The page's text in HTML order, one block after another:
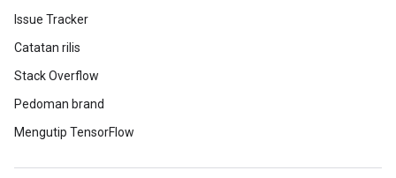
Issue Tracker
Catatan rilis
Stack Overflow
Pedoman brand
Mengutip TensorFlow